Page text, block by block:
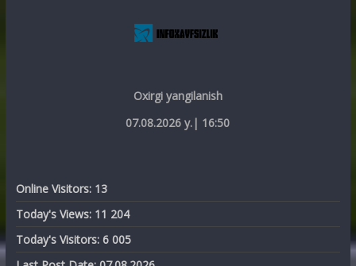
Oxirgi yangilanish
07.08.2026 y.| 16:50
Online Visitors: 13
Today's Views: 11 204
Today's Visitors: 6 005